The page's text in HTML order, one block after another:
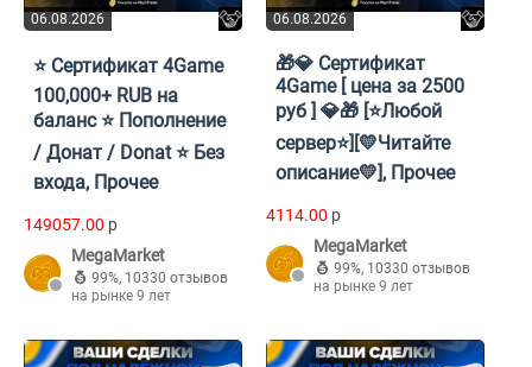
06.08.2026
⭐️ Сертификат 4Game
100,000+ RUB на
баланс ⭐️ Пополнение
/ Донат / Donat ⭐️ Без
входа, Прочее
149057.00 p
MegaMarket
99%, 10330 отзывов
на рынке 9 лет
06.08.2026
🎁💎 Сертификат
4Game [ цена за 2500
руб ] 💎🎁 [⭐Любой
сервер⭐][💛Читайте
описание💛], Прочее
4114.00 p
MegaMarket
99%, 10330 отзывов
на рынке 9 лет